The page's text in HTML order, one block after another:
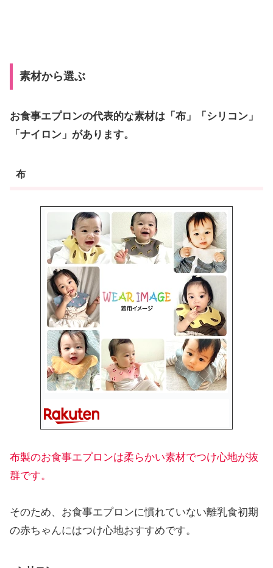
素材から選ぶ
お食事エプロンの代表的な素材は「布」「シリコン」
「ナイロン」があります。
布
布製のお食事エプロンは柔らかい素材でつけ心地が抜
群です。
そのため、お食事エプロンに慣れていない離乳食初期
の赤ちゃんにはつけ心地おすすめです。